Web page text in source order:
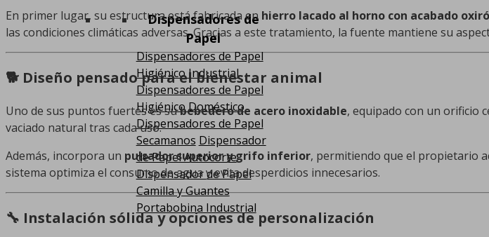
Dispensadores de
Papel
Dispensadores de Papel
Higiénico Industrial
Dispensadores de Papel
Higiénico Doméstico
Dispensadores de Papel
Secamanos Dispensador
de Papel Autocorte
Dispensador de Papel
Camilla y Guantes
Portabobina Industrial
En primer lugar, su estructura está fabricada en hierro lacado al horno con acabado
las condiciones climáticas adversas. Gracias a este tratamiento, la fuente mantiene su
🐕 Diseño pensado para el bienestar animal
Uno de sus puntos fuertes es subebedero de acero inoxidable, equipado con un orificio
vaciado natural tras cada uso.
Además, incorpora un pulsador superior y grifo inferior, permitiendo que el propietario
sistema optimiza el consumo de agua y evita desperdicios innecesarios.
🔧 Instalación sólida y opciones de personalización